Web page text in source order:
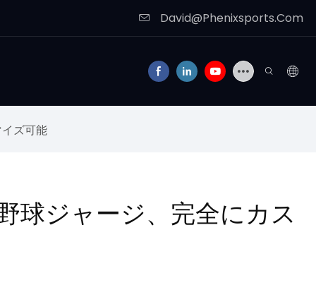
David@Phenixsports.Com
ズ可能
球ジャージ、完全にカス